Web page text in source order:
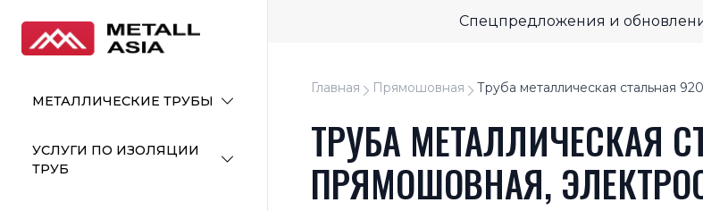
МЕТАЛЛИЧЕСКИЕ ТРУБЫ
УСЛУГИ ПО ИЗОЛЯЦИИ
ТРУБ
Спецпредложения и
Главная Прямошовная Труба металлическая стальная
ТРУБА МЕТАЛЛИЧЕСКАЯ
ПРЯМОШОВНАЯ,